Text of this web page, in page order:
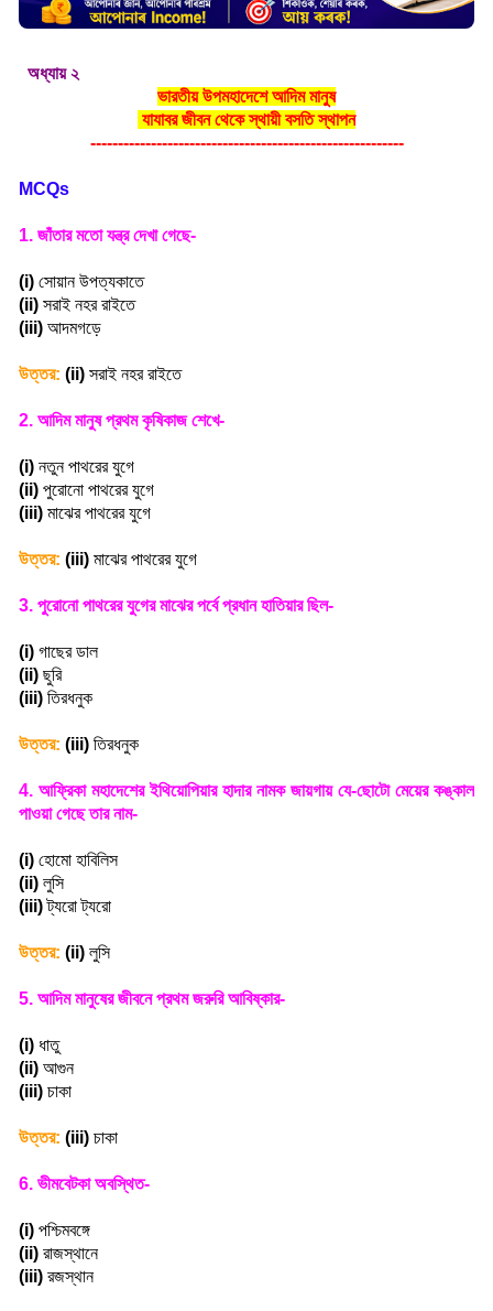
অধ্যায় ২
ভারতীয় উপমহাদেশে আদিম মানুষ
যাযাবর জীবন থেকে স্থায়ী বসতি স্থাপন
---------------------------------------------------------
MCQs
1. জাঁতার মতো যন্ত্র দেখা গেছে-
(i) সোয়ান উপত্যকাতে
(ii) সরাই নহর রাইতে
(iii) আদমগড়ে
উত্তর: (ii) সরাই নহর রাইতে
2. আদিম মানুষ প্রথম কৃষিকাজ শেখে-
(i) নতুন পাথরের যুগে
(ii) পুরোনো পাথরের যুগে
(iii) মাঝের পাথরের যুগে
উত্তর: (iii) মাঝের পাথরের যুগে
3. পুরোনো পাথরের যুগের মাঝের পর্বে প্রধান হাতিয়ার ছিল-
(i) গাছের ডাল
(ii) ছুরি
(iii) তিরধনুক
উত্তর: (iii) তিরধনুক
4. আফ্রিকা মহাদেশের ইথিয়োপিয়ার হাদার নামক জায়গায় যে-ছোটো মেয়ের কঙ্কাল
পাওয়া গেছে তার নাম-
(i) হোমো হাবিলিস
(ii) লুসি
(iii) ট্যরো ট্যরো
উত্তর: (ii) লুসি
5. আদিম মানুষের জীবনে প্রথম জরুরি আবিষ্কার-
(i) ধাতু
(ii) আগুন
(iii) চাকা
উত্তর: (iii) চাকা
6. ভীমবেটকা অবস্থিত-
(i) পশ্চিমবঙ্গে
(ii) রাজস্থানে
(iii) রজস্থান